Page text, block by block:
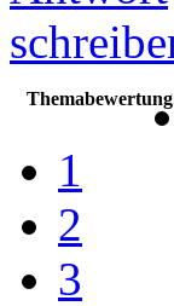
1
2
3